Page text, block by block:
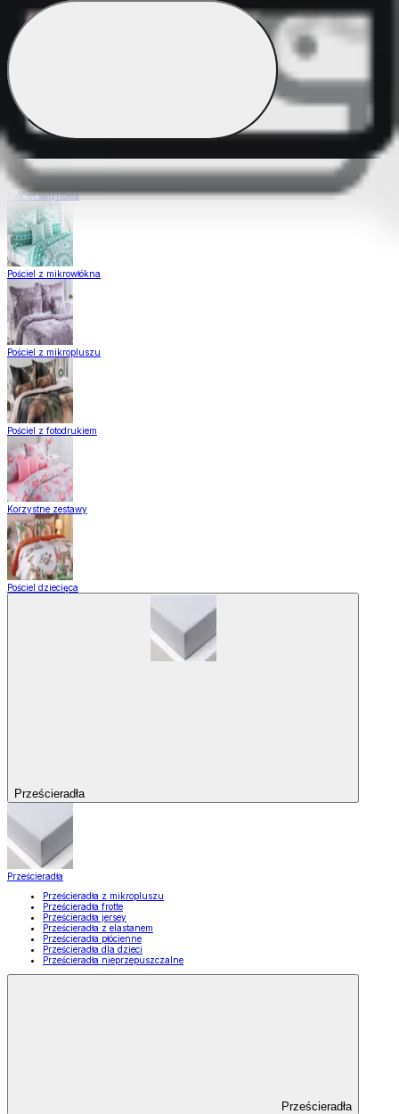
Pościel Dual Feel
Pościel z gładkiej bawełny
Pościel satynowa
Pościel z mikrowłókna
Pościel z mikropluszu
Pościel z fotodrukiem
Korzystne zestawy
Pościel dziecięca
Prześcieradła
Prześcieradła
Prześcieradła z mikropluszu
Prześcieradła frotte
Prześcieradła jersey
Prześcieradła z elastanem
Prześcieradła płócienne
Prześcieradła dla dzieci
Prześcieradła nieprzepuszczalne
Prześcieradła